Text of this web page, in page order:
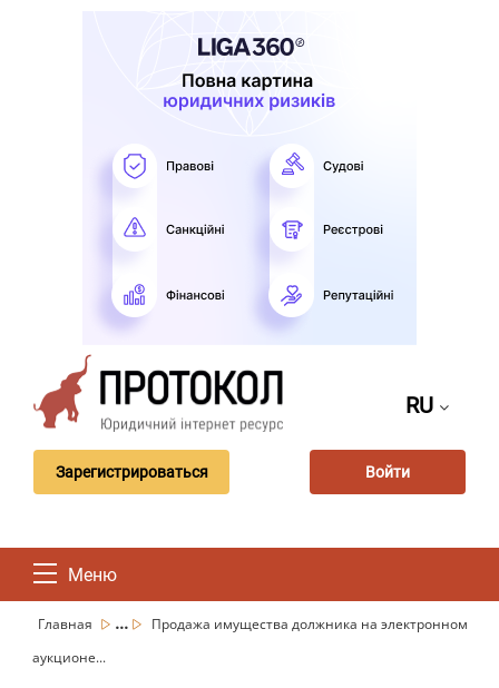
RU
Зарегистрироваться Войти
Меню
Главная ...
Продажа имущества должника на электронном
аукционе...